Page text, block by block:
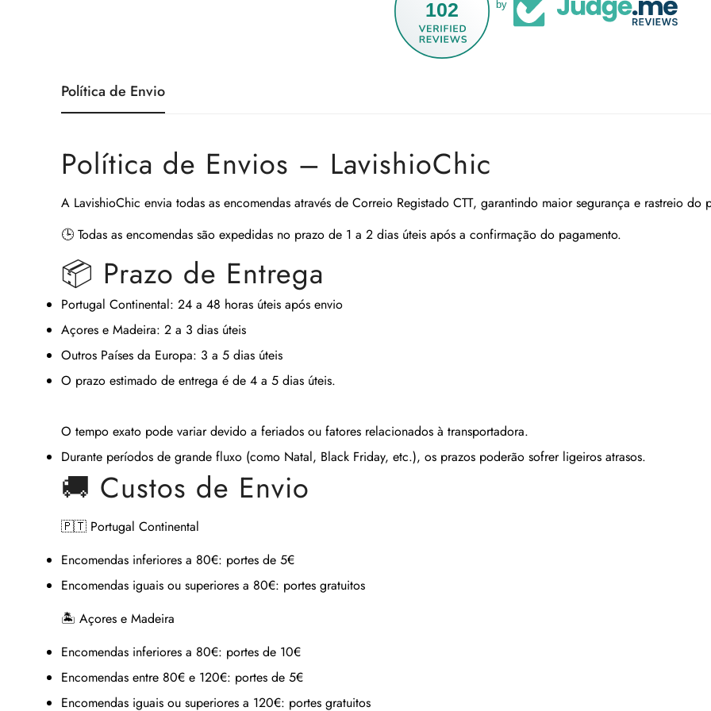
102 by
Política de Envio
Política de Envios – LavishioChic
A LavishioChic envia todas as encomendas através de Correio Registado CTT, garantindo maior segurança e rastreio do
🕒 Todas as encomendas são expedidas no prazo de 1 a 2 dias úteis após a confirmação do pagamento.
📦 Prazo de Entrega
Portugal Continental: 24 a 48 horas úteis após envio
Açores e Madeira: 2 a 3 dias úteis
Outros Países da Europa: 3 a 5 dias úteis
O prazo estimado de entrega é de 4 a 5 dias úteis.
O tempo exato pode variar devido a feriados ou fatores relacionados à transportadora.
Durante períodos de grande fluxo (como Natal, Black Friday, etc.), os prazos poderão sofrer ligeiros atrasos.
🚚 Custos de Envio
🇵🇹 Portugal Continental
Encomendas inferiores a 80€: portes de 5€
Encomendas iguais ou superiores a 80€: portes gratuitos
🏝 Açores e Madeira
Encomendas inferiores a 80€: portes de 10€
Encomendas entre 80€ e 120€: portes de 5€
Encomendas iguais ou superiores a 120€: portes gratuitos